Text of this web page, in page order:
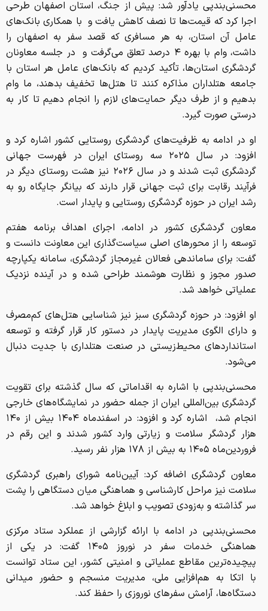
محسنی‌بندپی یادآور شد: پیش از جنگ، استان اصفهان طرحی
اجرا کرد که قیمت‌ها تا نصف کاهش یافت و با همکاری بانک‌های
عامل آن استان، به هر مسافری که قصد سفر به اصفهان را
داشت، وام با بهره ۴ درصد تعلق می‌گرفت و در جلسه معاونان
گردشگری استان‌ها، تأکید کردیم که بانک‌های عامل هر استان با
جامعه هتلداران مذاکره کنند تا هتل‌ها تخفیف بدهند، ما وام
بدهیم و از طرف دیگر حمایت‌های لازم را انجام دهیم تا کار به
درستی صورت گیرد.
او در ادامه به ظرفیت‌های گردشگری روستایی کشور اشاره کرد و
افزود: در سال ۲۰۲۵ سه روستای ایران در فهرست جهانی
گردشگری ثبت شدند و در سال ۲۰۲۶ نیز هشت روستای دیگر در
فرآیند رقابت برای ثبت جهانی قرار دارند که بیانگر جایگاه رو به
رشد ایران در حوزه گردشگری روستایی و پایدار است.
معاون گردشگری کشور در ادامه، اجرای اهداف برنامه هفتم
توسعه را از محورهای اصلی سیاست‌گذاری این معاونت دانست و
گفت: برای ساماندهی فعالان غیرمجاز گردشگری، سامانه یکپارچه
صدور مجوز و نظارت هوشمند طراحی شده و در آینده نزدیک
عملیاتی خواهد شد.
او افزود: در حوزه گردشگری سبز نیز شناسایی هتل‌های کم‌مصرف
و دارای الگوی مدیریت پایدار در دستور کار قرار گرفته و توسعه
استانداردهای محیط‌زیستی در صنعت هتلداری با جدیت دنبال
می‌شود.
محسنی‌بندپی با اشاره به اقداماتی که سال گذشته برای تقویت
گردشگری بین‌المللی ایران از جمله حضور در نمایشگاه‌های خارجی
انجام شد، ‌ اشاره کرد و افزود: در اسفندماه ۱۴۰۴ بیش از ۱۴۰
هزار گردشگر سلامت و زیارتی وارد کشور شدند و این رقم در
فروردین‌ماه ۱۴۰۵ به بیش از ۱۷۸ هزار نفر رسید.
معاون گردشگری اضافه کرد: آیین‌نامه شورای راهبری گردشگری
سلامت نیز مراحل کارشناسی و هماهنگی میان دستگاهی را پشت
سر گذاشته و به‌زودی تصویب و ابلاغ خواهد شد.
محسنی‌بندپی در ادامه با ارائه گزارشی از عملکرد ستاد مرکزی
هماهنگی خدمات سفر در نوروز ۱۴۰۵ گفت: در یکی از
پیچیده‌ترین مقاطع عملیاتی و امنیتی کشور، این ستاد توانست
با اتکا به هم‌افزایی ملی، مدیریت منسجم و حضور میدانی
دستگاه‌ها، آرامش سفرهای نوروزی را حفظ کند.